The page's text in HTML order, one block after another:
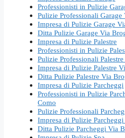
Professionisti in Pulizie
Pulizie Professionali
Impresa di Pulizie Garage
Ditta Pulizie Garage Via
Impresa di Pulizie Palestre
Professionisti in Pulizie
Pulizie Professionali
Impresa di Pulizie Palestre
Ditta Pulizie Palestre Via
Impresa di Pulizie Parcheggi
Professionisti in Pulizie
Como
Pulizie Professionali
Impresa di Pulizie
Ditta Pulizie Parcheggi Via